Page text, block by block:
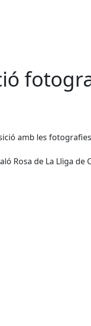
amb les
Rosa de La Lliga de